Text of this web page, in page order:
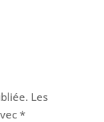
Les
*